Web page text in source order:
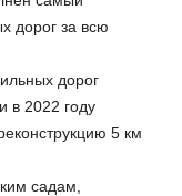
дорог за всю
дорог
в 2022 году
5 км
садам,